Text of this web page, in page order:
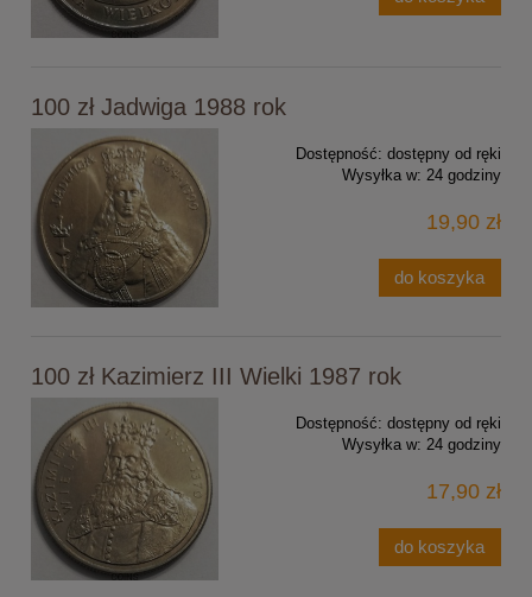
100 zł Jadwiga 1988 rok
Dostępność: dostępny od ręki
Wysyłka w: 24 godziny
19,90 zł
do koszyka
100 zł Kazimierz III Wielki 1987 rok
Dostępność: dostępny od ręki
Wysyłka w: 24 godziny
17,90 zł
do koszyka